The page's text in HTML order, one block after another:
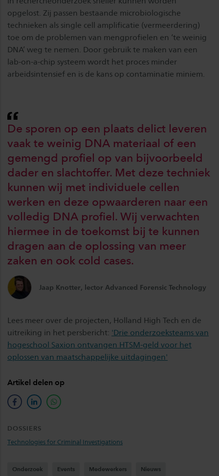
opgelost. Zij passen bestaande microbiologische
technieken als single cell amplificatie (vermeerdering)
toe om de problemen van mengprofielen en ‘te weinig
DNA’ weg te nemen. Door gebruik te maken van een
lab-on-a-chip systeem wordt het proces minder
arbeidsintensief en is de kans op contaminatie miniem.
De sporen op een plaats delict leveren
vaak te weinig DNA materiaal of een
gemengd profiel op van bijvoorbeeld
dader en slachtoffer. Met deze techniek
kunnen wij met individuele cellen
werken en deze opwaarderen naar een
volledig DNA profiel. Wij verwachten
hiermee in de toekomst bij te kunnen
dragen aan de oplossing van meer
zaken en ook cold cases.
Jaap Knotter, lector Advanced Forensic Technology
Lees meer over de projecten, Holland High Tech en de
uitreiking in het persbericht: 'Drie onderzoeksteams van
hogeschool Saxion ontvangen HTSM-geld voor het
oplossen van maatschappelijke uitdagingen'
Artikel delen op
facebooklinkedinwhatsapp
DOSSIERS
Technologies for Criminal Investigations
Onderzoek Events Medewerkers Nieuws